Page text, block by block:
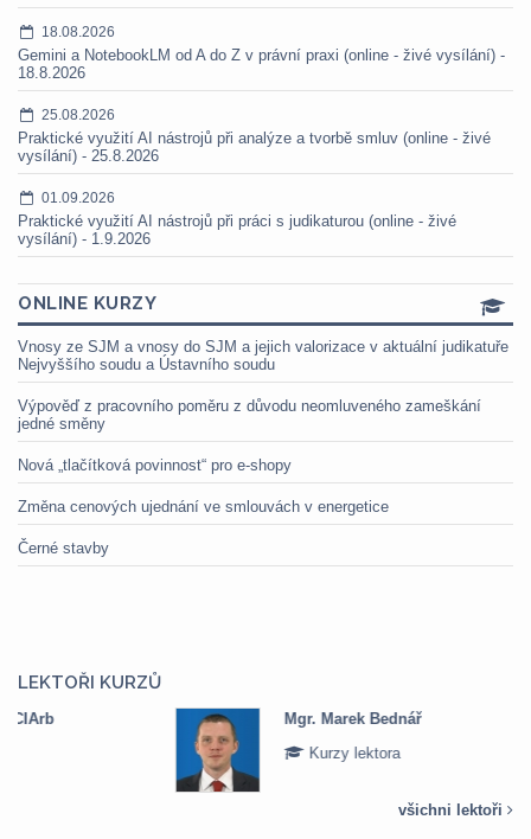
18.08.2026
Gemini a NotebookLM od A do Z v právní praxi (online - živé vysílání) -
18.8.2026
25.08.2026
Praktické využití AI nástrojů při analýze a tvorbě smluv (online - živé
vysílání) - 25.8.2026
01.09.2026
Praktické využití AI nástrojů při práci s judikaturou (online - živé
vysílání) - 1.9.2026
ONLINE KURZY
Vnosy ze SJM a vnosy do SJM a jejich valorizace v aktuální judikatuře
Nejvyššího soudu a Ústavního soudu
Výpověď z pracovního poměru z důvodu neomluveného zameškání
jedné směny
Nová „tlačítková povinnost“ pro e-shopy
Změna cenových ujednání ve smlouvách v energetice
Černé stavby
LEKTOŘI KURZŮ
Mgr. Marek Bednář
Kurzy lektora
všichni lektoři